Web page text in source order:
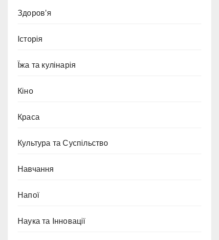
Здоров’я
Історія
Їжа та кулінарія
Кіно
Краса
Культура та Суспільство
Навчання
Напої
Наука та Інновації